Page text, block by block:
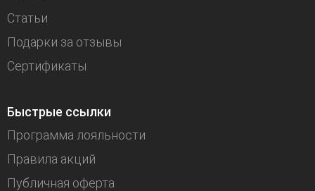
Статьи
Подарки за отзывы
Сертификаты
Быстрые ссылки
Программа лояльности
Правила акций
Публичная оферта